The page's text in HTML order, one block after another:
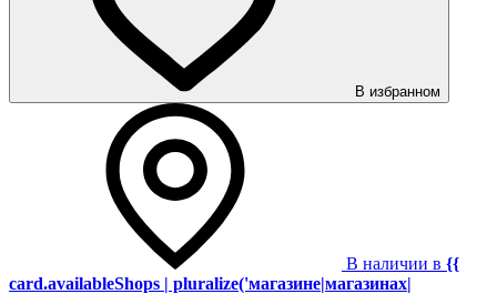
В избранном
В наличии в {{
card.availableShops | pluralize('магазине|магазинах|